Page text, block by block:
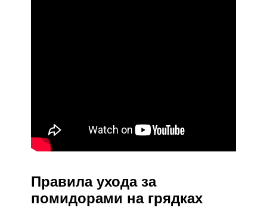
Правила ухода за
помидорами на грядках